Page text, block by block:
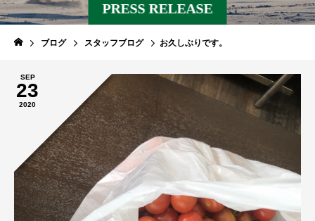
PRESS RELEASE
ブログ スタッフブログ お久しぶりです。
SEP
23
2020